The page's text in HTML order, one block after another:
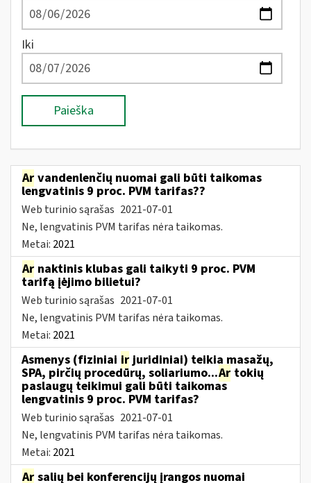
Iki
Paieška
Ar vandenlenčių nuomai gali būti taikomas
lengvatinis 9 proc. PVM tarifas??
Web turinio sąrašas 2021-07-01
Ne, lengvatinis PVM tarifas nėra taikomas.
Metai: 2021
Ar naktinis klubas gali taikyti 9 proc. PVM
tarifą įėjimo bilietui?
Web turinio sąrašas 2021-07-01
Ne, lengvatinis PVM tarifas nėra taikomas.
Metai: 2021
Asmenys (fiziniai irjuridiniai) teikia masažų,
SPA, pirčių procedūrų, soliariumo...Ar tokių
paslaugų teikimui gali būti taikomas
lengvatinis 9 proc. PVM tarifas?
Web turinio sąrašas 2021-07-01
Ne, lengvatinis PVM tarifas nėra taikomas.
Metai: 2021
Ar salių bei konferencijų įrangos nuomai